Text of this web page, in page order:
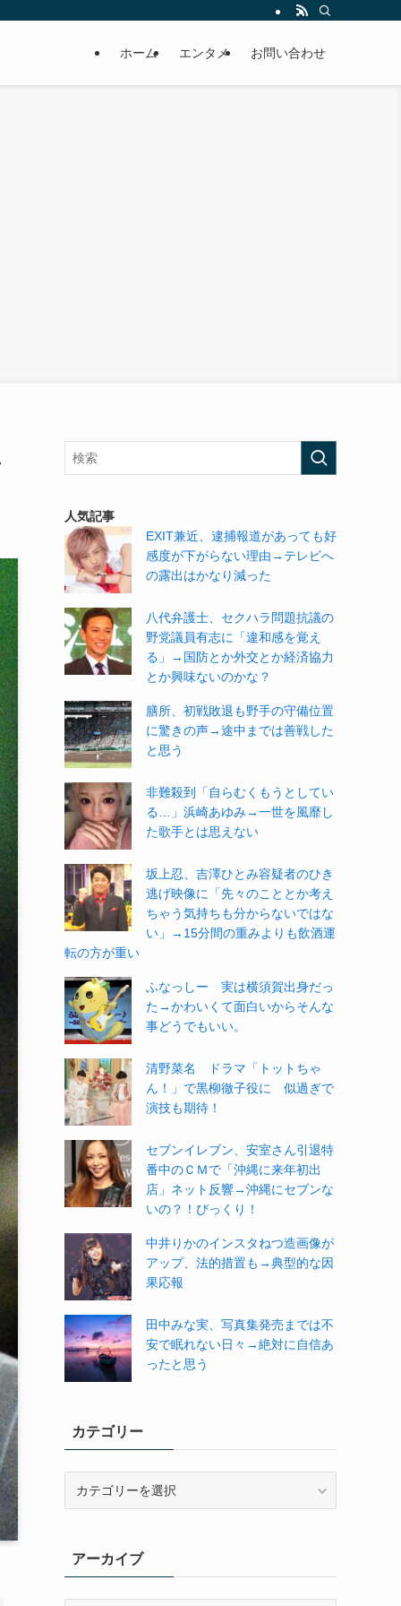
ホーム エンタメ お問い合わせ
人気記事
EXIT兼近、逮捕報道があっても好
感度が下がらない理由→テレビへ
の露出はかなり減った
八代弁護士、セクハラ問題抗議の
野党議員有志に「違和感を覚え
る」→国防とか外交とか経済協力
とか興味ないのかな？
膳所、初戦敗退も野手の守備位置
に驚きの声→途中までは善戦した
と思う
非難殺到「自らむくもうとしてい
る…」浜崎あゆみ→一世を風靡し
た歌手とは思えない
坂上忍、吉澤ひとみ容疑者のひき
逃げ映像に「先々のこととか考え
ちゃう気持ちも分からないではな
い」→15分間の重みよりも飲酒運
転の方が重い
ふなっしー 実は横須賀出身だっ
た→かわいくて面白いからそんな
事どうでもいい。
清野菜名 ドラマ「トットちゃ
ん！」で黒柳徹子役に 似過ぎで
演技も期待！
セブンイレブン、安室さん引退特
番中のＣＭで「沖縄に来年初出
店」ネット反響→沖縄にセブンな
いの？！びっくり！
中井りかのインスタねつ造画像が
アップ、法的措置も→典型的な因
果応報
田中みな実、写真集発売までは不
安で眠れない日々→絶対に自信あ
ったと思う
カテゴリー
ーアーカイブ